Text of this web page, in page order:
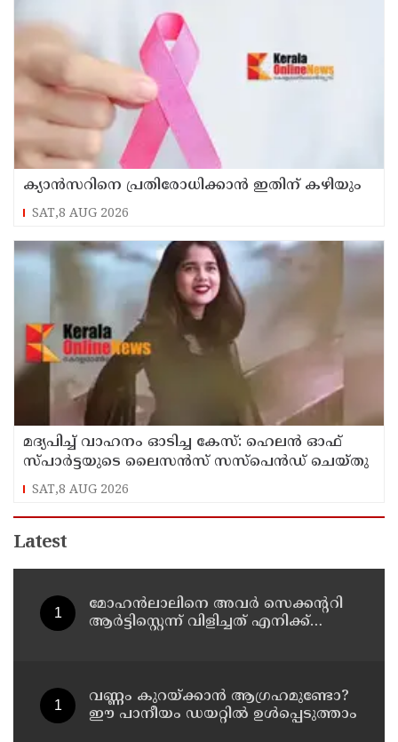
ക്യാൻസറിനെ പ്രതിരോധിക്കാൻ ഇതിന് കഴിയും
SAT,8 AUG 2026
മദ്യപിച്ച് വാഹനം ഓടിച്ച കേസ്: ഹെലൻ ഓഫ്
സ്പാർട്ടയുടെ ലൈസൻസ് സസ്പെൻഡ് ചെയ്തു
SAT,8 AUG 2026
Latest
മോഹന്‍ലാലിനെ അവര്‍ സെക്കന്ററി
ആര്‍ട്ടിസ്റ്റെന്ന് വിളിച്ചത് എനിക്ക്
വണ്ണം കുറയ്ക്കാൻ ആഗ്രഹമുണ്ടോ?
ഈ പാനീയം ഡയറ്റിൽ ഉൾപ്പെടുത്താം